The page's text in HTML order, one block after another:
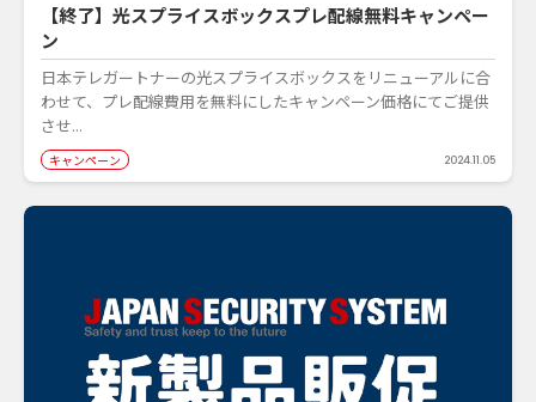
【終了】光スプライスボックスプレ配線無料キャンペー
ン
日本テレガートナーの光スプライスボックスをリニューアルに合
わせて、プレ配線費用を無料にしたキャンペーン価格にてご提供
させ...
キャンペーン 2024.11.05